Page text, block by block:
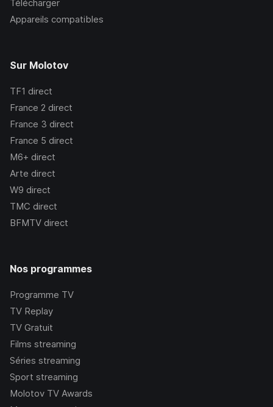
Télécharger
Appareils compatibles
Sur Molotov
TF1 direct
France 2 direct
France 3 direct
France 5 direct
M6+ direct
Arte direct
W9 direct
TMC direct
BFMTV direct
Nos programmes
Programme TV
TV Replay
TV Gratuit
Films streaming
Séries streaming
Sport streaming
Molotov TV Awards